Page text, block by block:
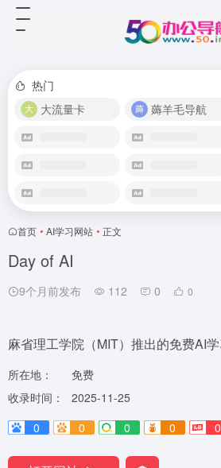
热门
大流量卡
薅羊毛导航
首页 • AI学习网站 • 正文
Day of AI
9个月前发布 112 0 0
麻省理工学院（MIT）推出的免费AI
所在地：
免费
收录时间：
2025-11-25
0
0 0 0 0